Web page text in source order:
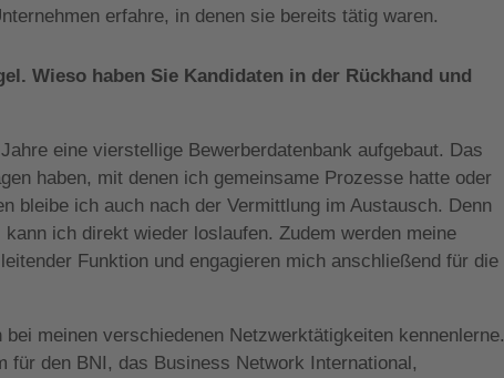
erfahre, in denen sie bereits tätig waren.
Wieso haben Sie Kandidaten in der Rückhand und
eine vierstellige Bewerberdatenbank aufgebaut. Das
haben, mit denen ich gemeinsame Prozesse hatte oder
bleibe ich auch nach der Vermittlung im Austausch. Denn
ich direkt wieder loslaufen. Zudem werden meine
Funktion und engagieren mich anschließend für die
meinen verschiedenen Netzwerktätigkeiten kennenlerne.
für den BNI, das Business Network International,